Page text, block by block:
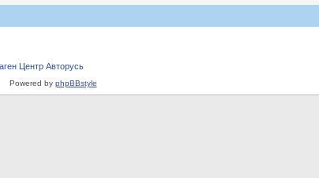
Центр Авторусь
Powered by phpBBstyle